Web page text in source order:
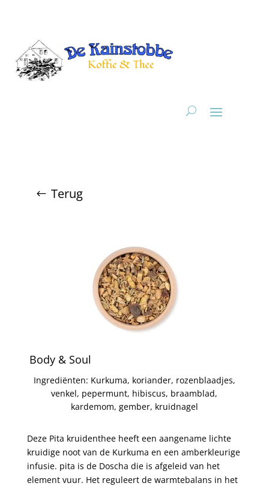
Terug
Body & Soul
Ingrediënten: Kurkuma, koriander, rozenblaadjes,
venkel, pepermunt, hibiscus, braamblad,
kardemom, gember, kruidnagel
Deze Pita kruidenthee heeft een aangename lichte
kruidige noot van de Kurkuma en een amberkleurige
infusie. pita is de Doscha die is afgeleid van het
element vuur. Het reguleert de warmtebalans in het